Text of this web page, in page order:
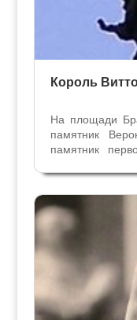
Король
На площади
памятник
памятник
министра
на этом же
в городе после...